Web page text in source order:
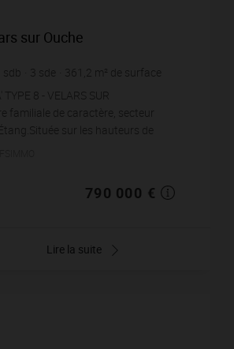
sur Ouche
sdb 3 sde 361,2 m² de surface
2 187,15 € prix / m²
TYPE 8 - VELARS SUR
familiale de caractère, secteur
sur les hauteurs de
790 000 €
Lire la suite